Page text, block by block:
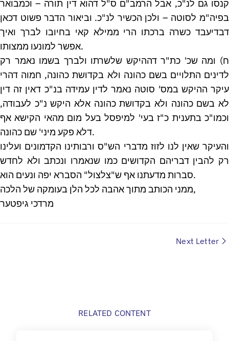
קנסו גם לנ"כ, אבל הרמב"ם ס"ל דהוא דין תורה – וכמבואר
בפיה"מ לסוטה – ולכן הכשיר לנ"כ. וביאור הדבר פשוט דכאן
דבדיעבד כשרה ברכתו הרי ממילא קאי בחיובו לברך ואיך
אפשר למונעו ממצותו.
ח) ומה שכ' כת"ר דההיקש שלשרתו ולברך בשמו נאמר רק
לדינים התלויים בשם כהונה ולא בקדושת כהונה, חמוה דהרי
עיקר ההיקש במס' סוטה נאמר לדין עמידה בנ"כ דאין זה דין
לא בשם כהונה ולא בקדושת כהונה אלא היקש נ"כ לעבודה,
וכמו"כ בתענית כ"ז בעי' למיפסל בעל מום מהאי הקישא אף
דלא פקע מיני' שם כהונה.
והעיקר שאין לנו לזוז מדברי הש"ס ורבותינו הקדמונים ועלינו
רק להבין דבריהם הקדושים כמו שנאמרו ונכתב ולא לחדש
סברות מדעתנו אף ש"צלצול" הסברא יפה ונעים הוא.
ממני הכותב מתוך אהבה לכל הלן בעומקה של הלכה,
מרדכי גיפטער
Next Letter
RELATED CONTENT